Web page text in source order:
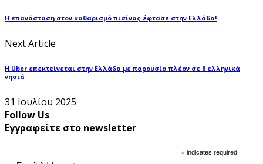
Η επανάσταση στον καθαρισμό πισίνας έφτασε στην Ελλάδα!
Next Article
Η Uber επεκτείνεται στην Ελλάδα με παρουσία πλέον σε 8 ελληνικά
νησιά
31 Ιουλίου 2025
Follow Us
Εγγραφείτε στο newsletter
* indicates required